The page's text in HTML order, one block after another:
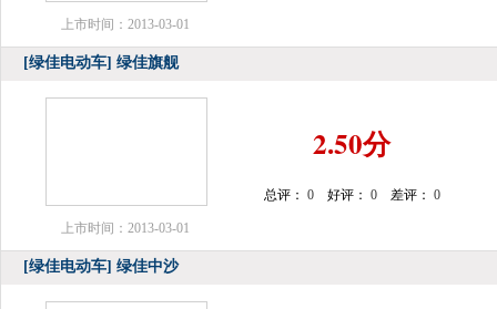
上市时间：2013-03-01
[绿佳电动车] 绿佳旗舰
上市时间：2013-03-01
2.50分
总评： 0 好评： 0 差评： 0
[绿佳电动车] 绿佳中沙